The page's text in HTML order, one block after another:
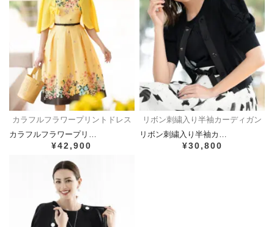
カラフルフラワープリントドレス
カラフルフラワープリ…
¥42,900
リボン刺繍入り半袖カーディガン
リボン刺繍入り半袖カ…
¥30,800